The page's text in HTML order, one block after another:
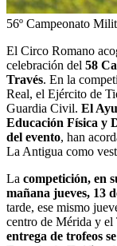
56º Campeonato
El Circo Romano
celebración del 58
Través. En la
Real, el Ejército de
Guardia Civil. El
Educación Física y
del evento, han
La Antigua como
La competición, en
mañana jueves, 13
tarde, ese mismo
centro de Mérida y el
entrega de trofeos